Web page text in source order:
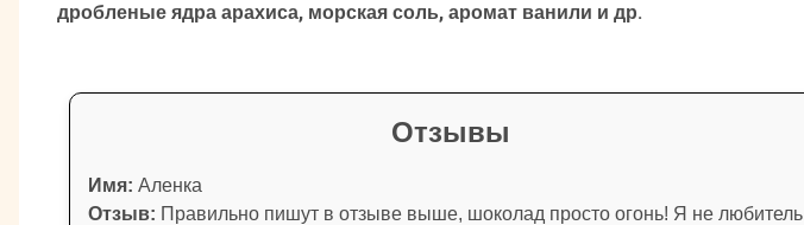
дробленые ядра арахиса, морская соль, аромат ванили и др.
Отзывы
Имя: Аленка
Отзыв: Правильно пишут в отзыве выше, шоколад просто огонь! Я не любитель